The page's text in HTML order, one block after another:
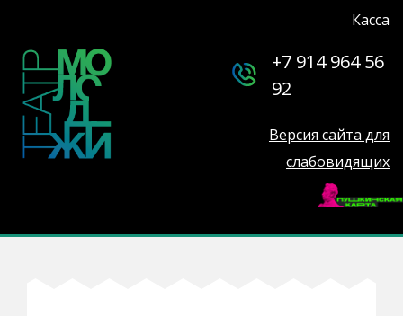
Касса
+7 914 964 56
92
Версия сайта для
слабовидящих